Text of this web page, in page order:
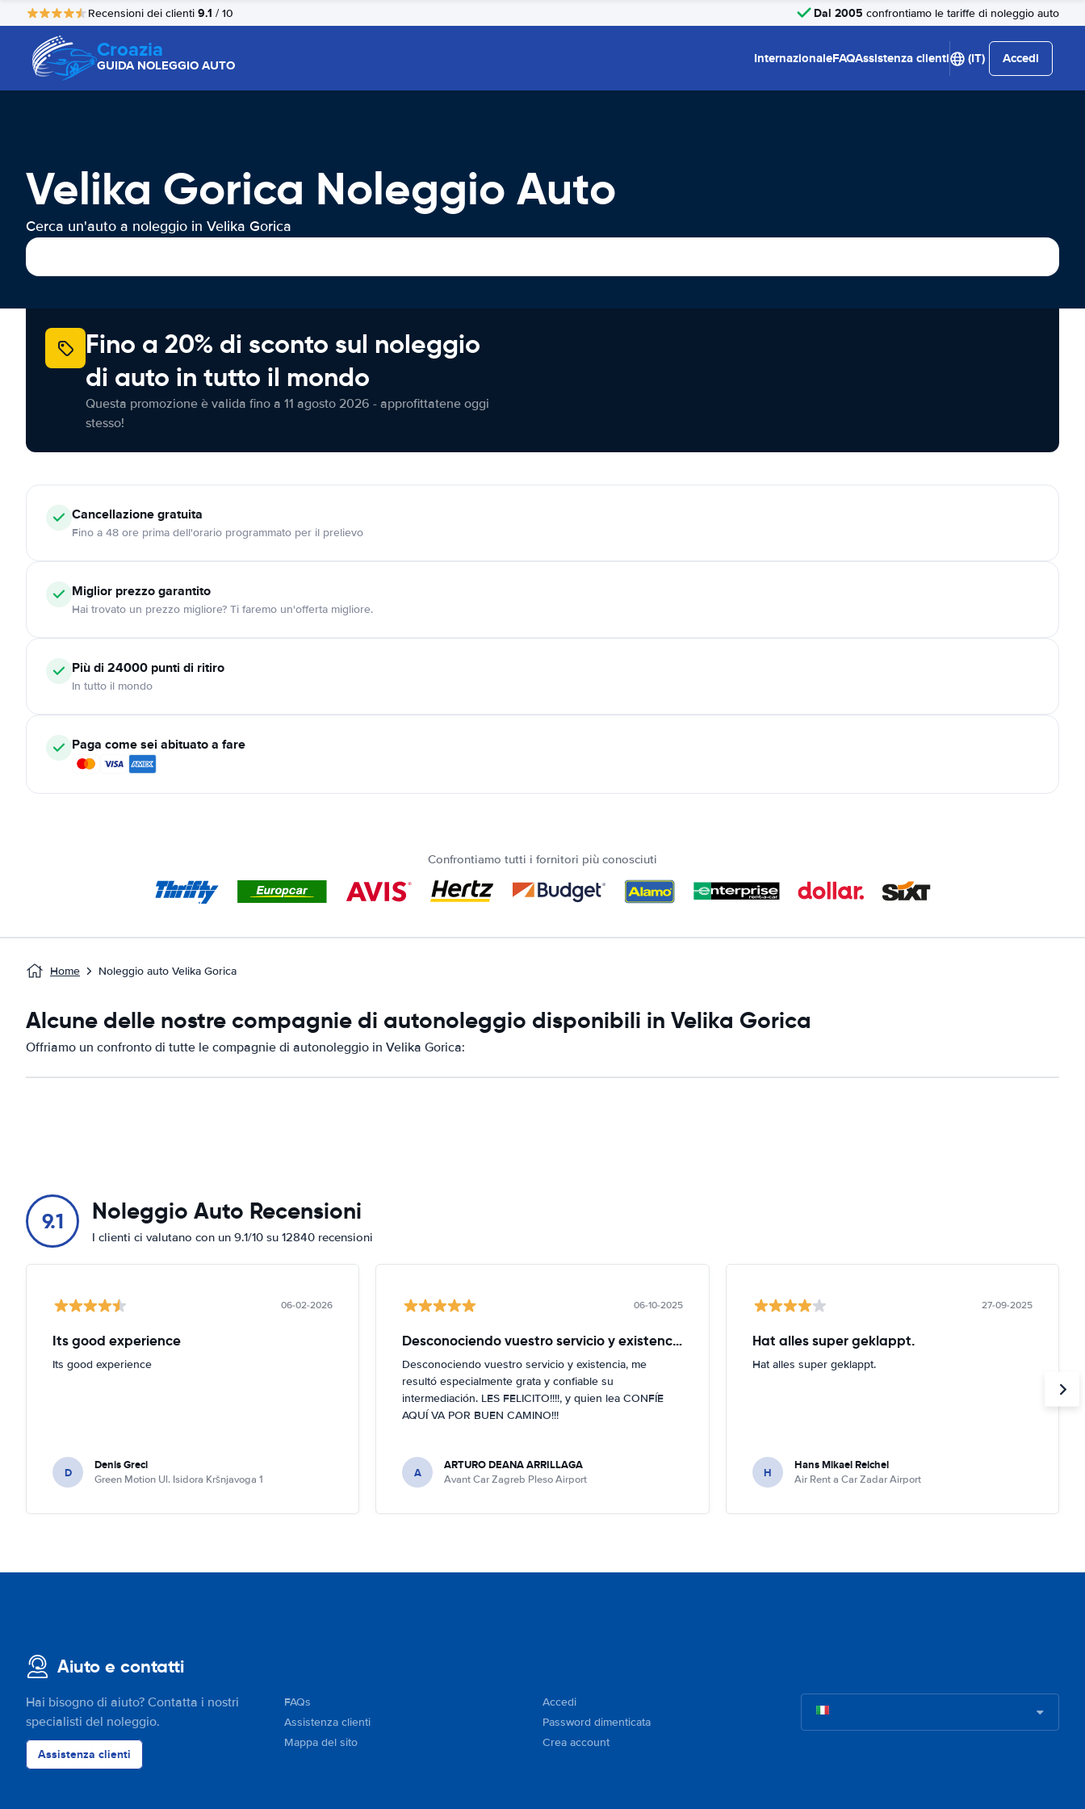
Recensioni dei clienti 9.1 / 10 Dal 2005 confrontiamo le tariffe di noleggio auto
Croazia
GUIDA NOLEGGIO AUTO InternazionaleFAQAssistenza clienti (IT) Accedi
Velika Gorica Noleggio Auto
Cerca un'auto a noleggio in Velika Gorica
Fino a 20% di sconto sul noleggio
di auto in tutto il mondo
Questa promozione è valida fino a 11 agosto 2026 - approfittatene oggi
stesso!
Cancellazionegratuita
Fino a 48 ore prima dell'orario programmato per il prelievo
Miglior prezzo garantito
Hai trovato un prezzo migliore? Ti faremo un'offerta migliore.
Più di 24000 punti di ritiro
In tutto il mondo
Paga come sei abituato a fare
Confrontiamo tutti i fornitori più conosciuti
Home Noleggio auto Velika Gorica
Alcune delle nostre compagnie di autonoleggio disponibili in Velika Gorica
Offriamo un confronto di tutte le compagnie di autonoleggio in Velika Gorica:
9.1 Noleggio Auto Recensioni
I clienti ci valutano con un 9.1/10 su 12840 recensioni
06-02-2026
Its good experience
Its good experience
D Denis Greci
Green Motion Ul. Isidora Kršnjavoga 1
06-10-2025
Desconociendo vuestro servicio y existencia
Desconociendo vuestro servicio y existencia, me
resultó especialmente grata y confiable su
intermediación. LES FELICITO!!!!, y quien lea CONFÍE
AQUÍ VA POR BUEN CAMINO!!!
A ARTURO DEANA ARRILLAGA
Avant Car Zagreb Pleso Airport
27-09-2025
Hat alles super geklappt.
Hat alles super geklappt.
H Hans Mikael Reichel
Air Rent a Car Zadar Airport
Aiuto e contatti
Hai bisogno di aiuto? Contatta i nostri
specialisti del noleggio.
Assistenza clienti
FAQs
Assistenza clienti
Mappa del sito
Accedi
Password dimenticata
Crea account